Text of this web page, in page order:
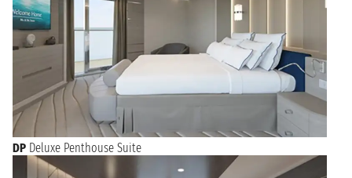
DP Deluxe Penthouse Suite